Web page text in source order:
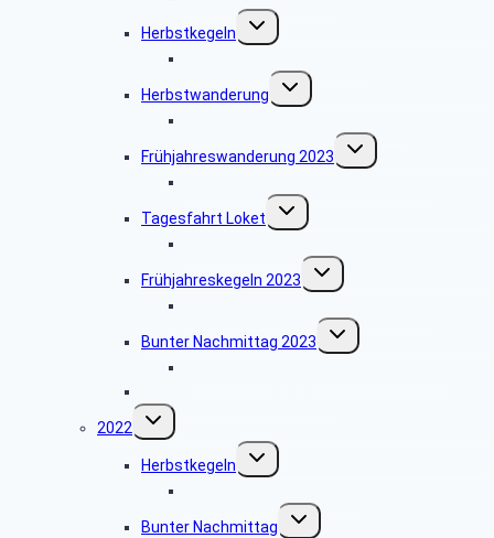
Herbstkegeln
Untermenü
umschalten
Herbstwanderung
Untermenü
umschalten
Frühjahreswanderung 2023
Untermenü
umschalten
Tagesfahrt Loket
Untermenü
umschalten
Frühjahreskegeln 2023
Untermenü
umschalten
Bunter Nachmittag 2023
Untermenü
umschalten
2022
Untermenü
umschalten
Herbstkegeln
Untermenü
umschalten
Bunter Nachmittag
Untermenü
umschalten